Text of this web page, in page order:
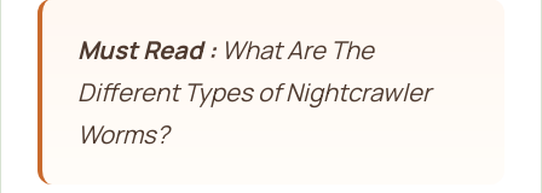
Must Read : What Are The
Different Types of Nightcrawler
Worms?